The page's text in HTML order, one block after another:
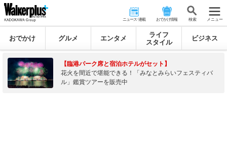
ニュース･連載 おでかけ情報 検 索 メニュー
おでかけ グルメ エンタメ
ライフ
スタイル
ビジネス
【臨港パーク席と宿泊ホテルがセット】
花火を間近で堪能できる！「みなとみらいフェスティバ
ル」鑑賞ツアーを販売中